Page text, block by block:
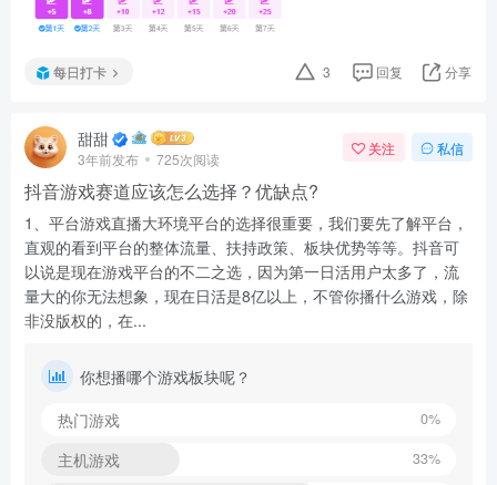
每日打卡 3 回复 分享
甜甜
3年前发布 725次阅读
关注 私信
抖音游戏赛道应该怎么选择？优缺点?
1、平台游戏直播大环境平台的选择很重要，我们要先了解平台，
直观的看到平台的整体流量、扶持政策、板块优势等等。抖音可
以说是现在游戏平台的不二之选，因为第一日活用户太多了，流
量大的你无法想象，现在日活是8亿以上，不管你播什么游戏，除
非没版权的，在...
你想播哪个游戏板块呢？
0%
热门游戏
33%
主机游戏